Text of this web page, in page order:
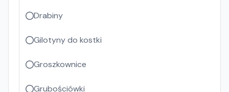
Drabiny
Gilotyny do kostki
Groszkownice
Grubościówki